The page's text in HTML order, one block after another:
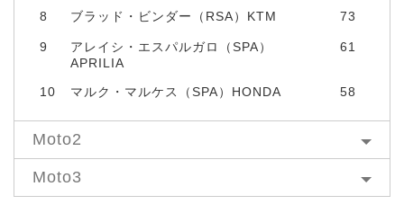
8 ブラッド・ビンダー（RSA）KTM 73
9
アレイシ・エスパルガロ（SPA）
APRILIA
61
10 マルク・マルケス（SPA）HONDA 58
Moto2
Moto3